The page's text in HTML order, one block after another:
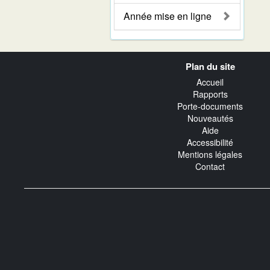
Année mise en ligne
Plan du site
Accueil
Rapports
Porte-documents
Nouveautés
Aide
Accessibilité
Mentions légales
Contact